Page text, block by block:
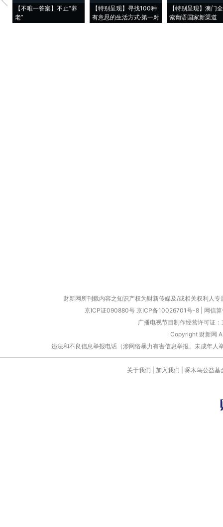
【不唯一答案】不止“养
老”
【特别呈现】寻找100种
有意思的生活方式·第一对
【特别呈现】澳门
索葡语国家新渠道
财新网所刊载内容之知识产权为财新传媒及/或相关权利人
京ICP证090880号 京ICP备10026701号-8
网信
广播电视节目制作经营许可证
Copyright 财新网
违法和不良信息举报电话（涉网络暴力有害信息举报、未成
关于我们 加入我们 啄木鸟公益基